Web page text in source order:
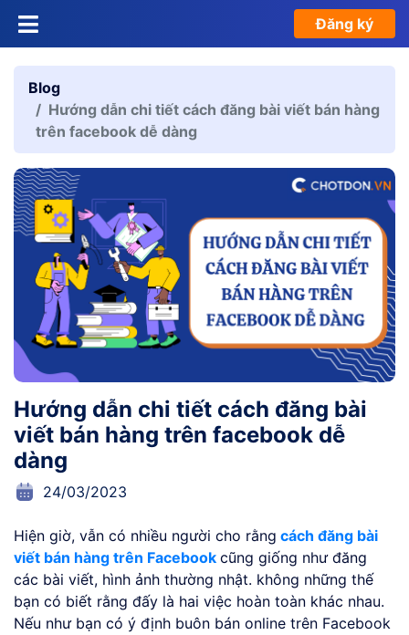
Đăng ký
Blog
Hướng dẫn chi tiết cách đăng bài viết bán hàng
trên facebook dễ dàng
Hướng dẫn chi tiết cách đăng bài
viết bán hàng trên facebook dễ
dàng
24/03/2023
Hiện giờ, vẫn có nhiều người cho rằng cách đăng bài
viết bán hàng trên Facebook cũng giống như đăng
các bài viết, hình ảnh thường nhật. không những thế
bạn có biết rằng đấy là hai việc hoàn toàn khác nhau.
Nếu như bạn có ý định buôn bán online trên Facebook